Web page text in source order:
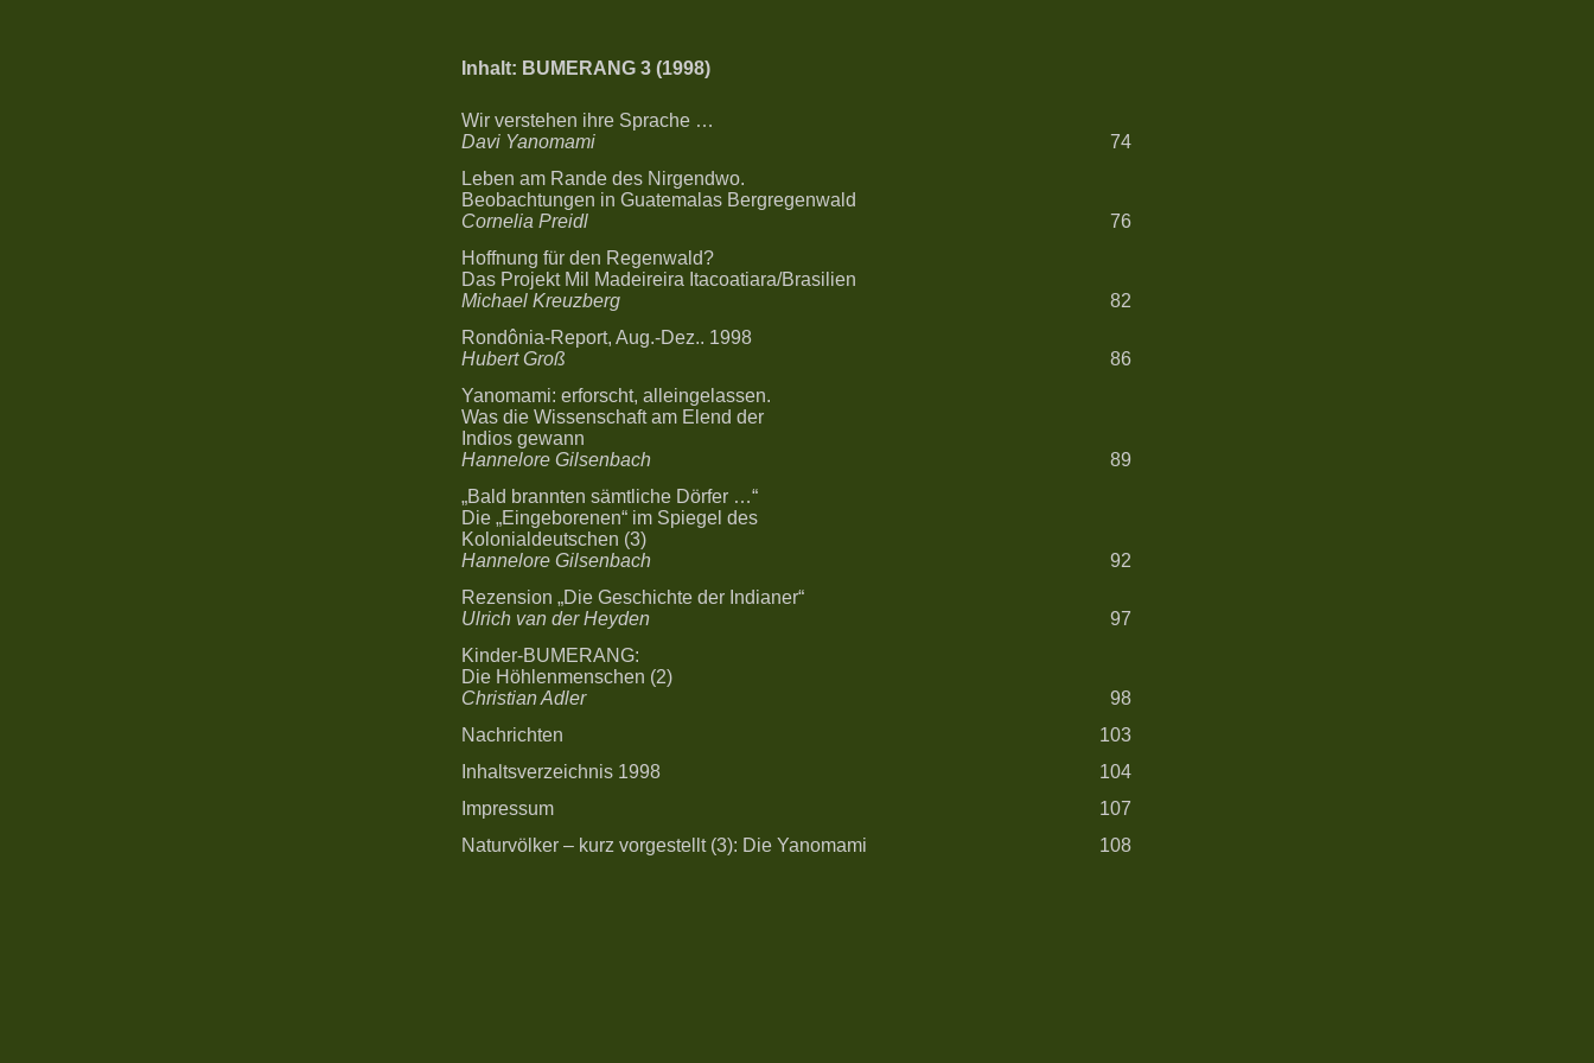
Inhalt: BUMERANG 3 (1998)
Wir verstehen ihre Sprache …
Davi Yanomami
74
Leben am Rande des Nirgendwo.
Beobachtungen in Guatemalas Bergregenwald
Cornelia Preidl
76
Hoffnung für den Regenwald?
Das Projekt Mil Madeireira Itacoatiara/Brasilien
Michael Kreuzberg
82
Rondônia-Report, Aug.-Dez.. 1998
Hubert Groß
86
Yanomami: erforscht, alleingelassen.
Was die Wissenschaft am Elend der
Indios gewann
Hannelore Gilsenbach
89
„Bald brannten sämtliche Dörfer …“
Die „Eingeborenen“ im Spiegel des
Kolonialdeutschen (3)
Hannelore Gilsenbach
92
Rezension „Die Geschichte der Indianer“
Ulrich van der Heyden
97
Kinder-BUMERANG:
Die Höhlenmenschen (2)
Christian Adler
98
Nachrichten
103
Inhaltsverzeichnis 1998
104
Impressum
107
Naturvölker – kurz vorgestellt (3): Die Yanomami
108